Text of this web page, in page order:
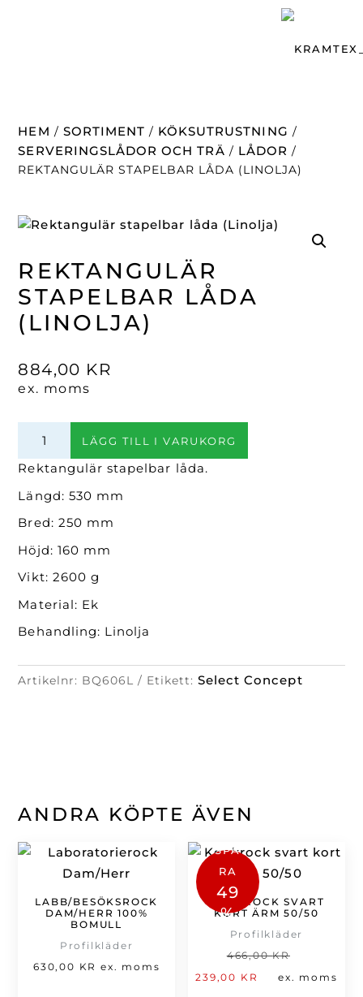
HEM / SORTIMENT / KÖKSUTRUSTNING /
SERVERINGSLÅDOR OCH TRÄ / LÅDOR /
REKTANGULÄR STAPELBAR LÅDA (LINOLJA)
REKTANGULÄR
STAPELBAR LÅDA
(LINOLJA)
Rektangulär stapelbar låda.
Längd: 530 mm
Bred: 250 mm
Höjd: 160 mm
Vikt: 2600 g
Material: Ek
Behandling: Linolja
Artikelnr: BQ606L Etikett: Select Concept
884,00 KR
ex. moms
stapelbar
låda
mängd
LÄGG TILL I VARUKORG
ANDRA KÖPTE ÄVEN
LABB/BESÖKSROCK
DAM/HERR 100%
BOMULL
Profilkläder
630,00 KR ex. moms
SPA
RA
49
%
KOCKROCK SVART
KORT ÄRM 50/50
Profilkläder
466,00KR
239,00 KR
Det
ex. moms